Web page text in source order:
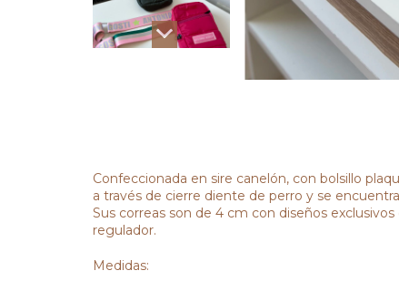
Confeccionada en sire canelón, con bolsillo
a través de cierre diente de perro y se
Sus correas son de 4 cm con diseños
regulador.
Medidas: